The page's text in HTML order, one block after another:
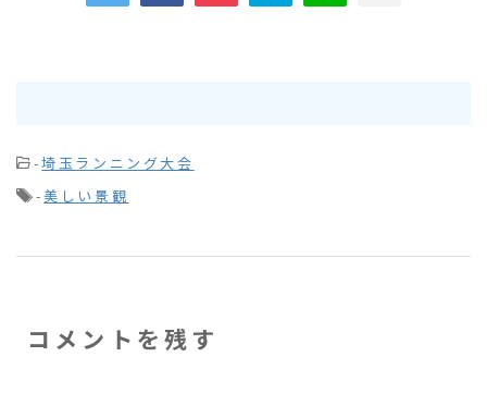
-埼玉ランニング大会
-美しい景観
コメントを残す